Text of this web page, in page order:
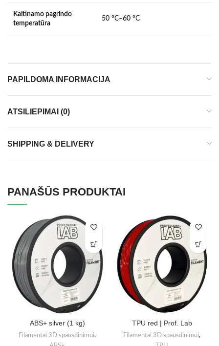
Kaitinamo pagrindo
temperatūra
50 °C–60 °C
PAPILDOMA INFORMACIJA
ATSILIEPIMAI (0)
SHIPPING & DELIVERY
PANAŠŪS PRODUKTAI
ABS+ silver (1 kg)
Filamentai 3D spausdinimui,
TPU red | Prof. Lab
Filamentai 3D spausdinimui,